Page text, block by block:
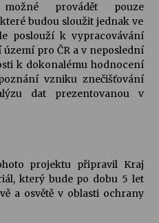
provádět pouze
budou sloužit jednak ve
poslouží k vypracovávání
pro ČR a v neposlední
k dokonalému hodnocení
vzniku znečišťování
dat prezentovanou v
projektu připravil Kraj
který bude po dobu 5 let
a osvětě v oblasti ochrany